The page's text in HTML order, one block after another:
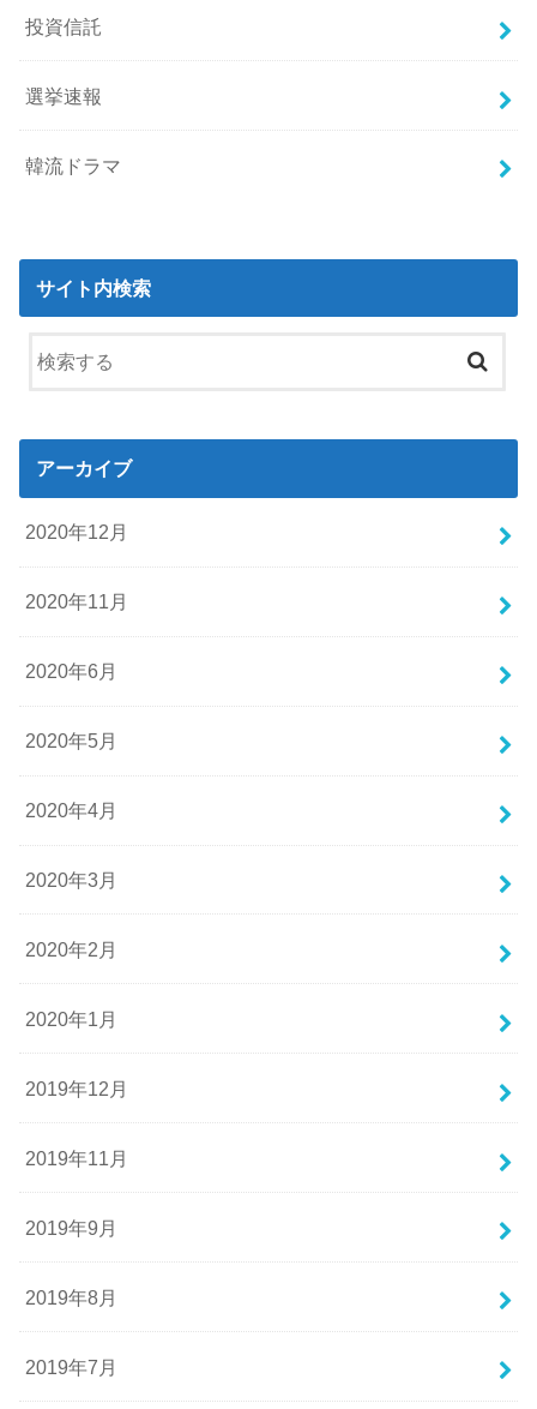
投資信託
選挙速報
韓流ドラマ
サイト内検索
アーカイブ
2020年12月
2020年11月
2020年6月
2020年5月
2020年4月
2020年3月
2020年2月
2020年1月
2019年12月
2019年11月
2019年9月
2019年8月
2019年7月